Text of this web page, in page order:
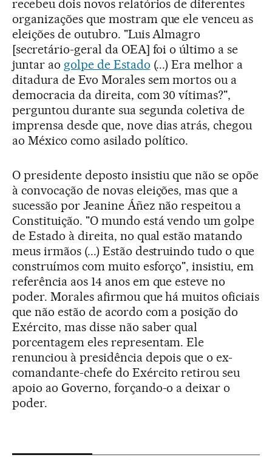
recebeu dois novos relatórios de diferentes
organizações que mostram que ele venceu as
eleições de outubro. "Luis Almagro
[secretário-geral da OEA] foi o último a se
juntar ao golpe de Estado (...) Era melhor a
ditadura de Evo Morales sem mortos ou a
democracia da direita, com 30 vítimas?",
perguntou durante sua segunda coletiva de
imprensa desde que, nove dias atrás, chegou
ao México como asilado político.
O presidente deposto insistiu que não se opõe
à convocação de novas eleições, mas que a
sucessão por Jeanine Áñez não respeitou a
Constituição. "O mundo está vendo um golpe
de Estado à direita, no qual estão matando
meus irmãos (...) Estão destruindo tudo o que
construímos com muito esforço", insistiu, em
referência aos 14 anos em que esteve no
poder. Morales afirmou que há muitos oficiais
que não estão de acordo com a posição do
Exército, mas disse não saber qual
porcentagem eles representam. Ele
renunciou à presidência depois que o ex-
comandante-chefe do Exército retirou seu
apoio ao Governo, forçando-o a deixar o
poder.